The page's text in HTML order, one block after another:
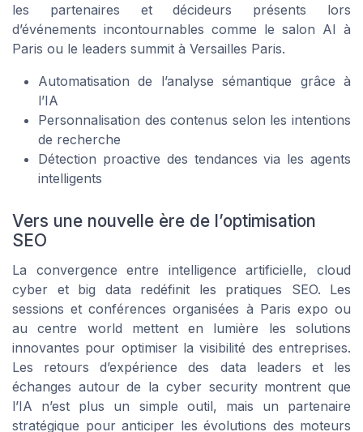
les partenaires et décideurs présents lors
d’événements incontournables comme le salon AI à
Paris ou le leaders summit à Versailles Paris.
Automatisation de l’analyse sémantique grâce à
l’IA
Personnalisation des contenus selon les intentions
de recherche
Détection proactive des tendances via les agents
intelligents
Vers une nouvelle ère de l’optimisation
SEO
La convergence entre intelligence artificielle, cloud
cyber et big data redéfinit les pratiques SEO. Les
sessions et conférences organisées à Paris expo ou
au centre world mettent en lumière les solutions
innovantes pour optimiser la visibilité des entreprises.
Les retours d’expérience des data leaders et les
échanges autour de la cyber security montrent que
l’IA n’est plus un simple outil, mais un partenaire
stratégique pour anticiper les évolutions des moteurs